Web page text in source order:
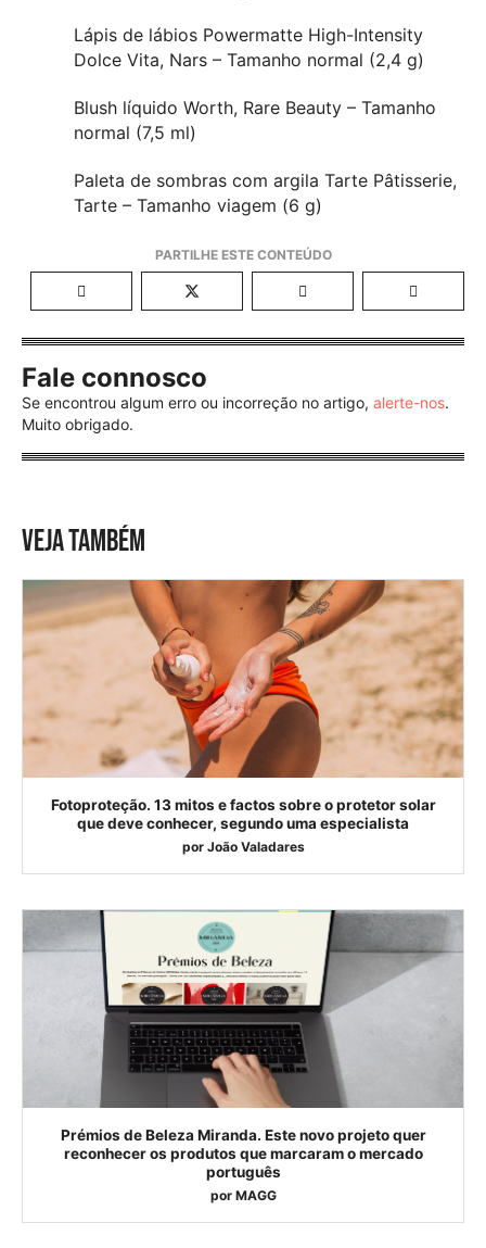
Lápis de lábios Powermatte High-Intensity
Dolce Vita, Nars – Tamanho normal (2,4 g)
Blush líquido Worth, Rare Beauty – Tamanho
normal (7,5 ml)
Paleta de sombras com argila Tarte Pâtisserie,
Tarte – Tamanho viagem (6 g)
Fale connosco
Se encontrou algum erro ou incorreção no artigo, alerte-nos.
Muito obrigado.
VEJA TAMBÉM
Fotoproteção. 13 mitos e factos sobre o protetor solar
que deve conhecer, segundo uma especialista
por João Valadares
Prémios de Beleza Miranda. Este novo projeto quer
reconhecer os produtos que marcaram o mercado
português
por MAGG